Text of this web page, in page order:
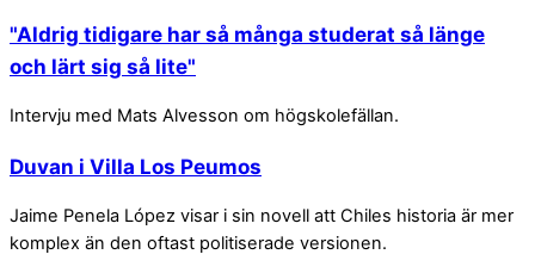
"Aldrig tidigare har så många studerat så länge
och lärt sig så lite"
Intervju med Mats Alvesson om högskolefällan.
Duvan i Villa Los Peumos
Jaime Penela López visar i sin novell att Chiles historia är mer
komplex än den oftast politiserade versionen.